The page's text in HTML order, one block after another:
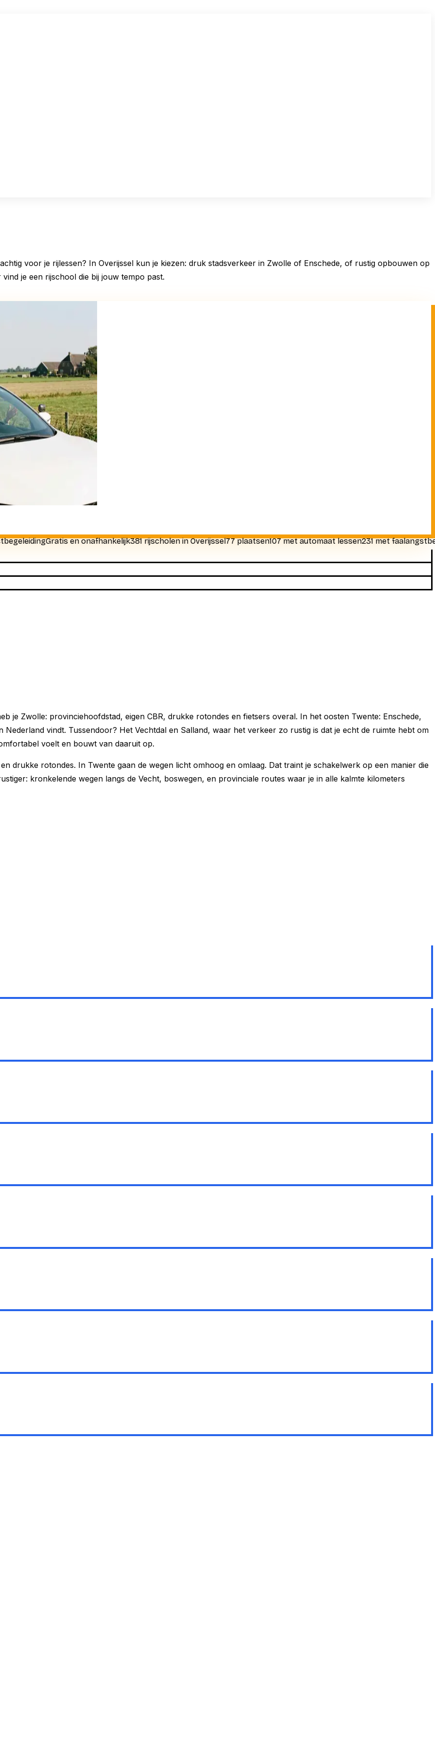
voor je rijlessen? In Overijssel kun je kiezen: druk stadsverkeer in Zwolle of Enschede, of rustig opbouwen op
je een rijschool die bij jouw tempo past.
Gratis en onafhankelijk381 rijscholen in Overijssel77 plaatsen107 met automaat lessen231 met
je Zwolle: provinciehoofdstad, eigen CBR, drukke rotondes en fietsers overal. In het oosten Twente: Enschede,
Nederland vindt. Tussendoor? Het Vechtdal en Salland, waar het verkeer zo rustig is dat je echt de ruimte hebt om
voelt en bouwt van daaruit op.
drukke rotondes. In Twente gaan de wegen licht omhoog en omlaag. Dat traint je schakelwerk op een manier die
kronkelende wegen langs de Vecht, boswegen, en provinciale routes waar je in alle kalmte kilometers